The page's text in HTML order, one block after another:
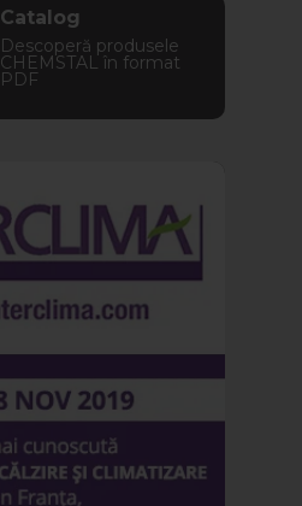
Catalog
Descoperă produsele
CHEMSTAL în format
PDF